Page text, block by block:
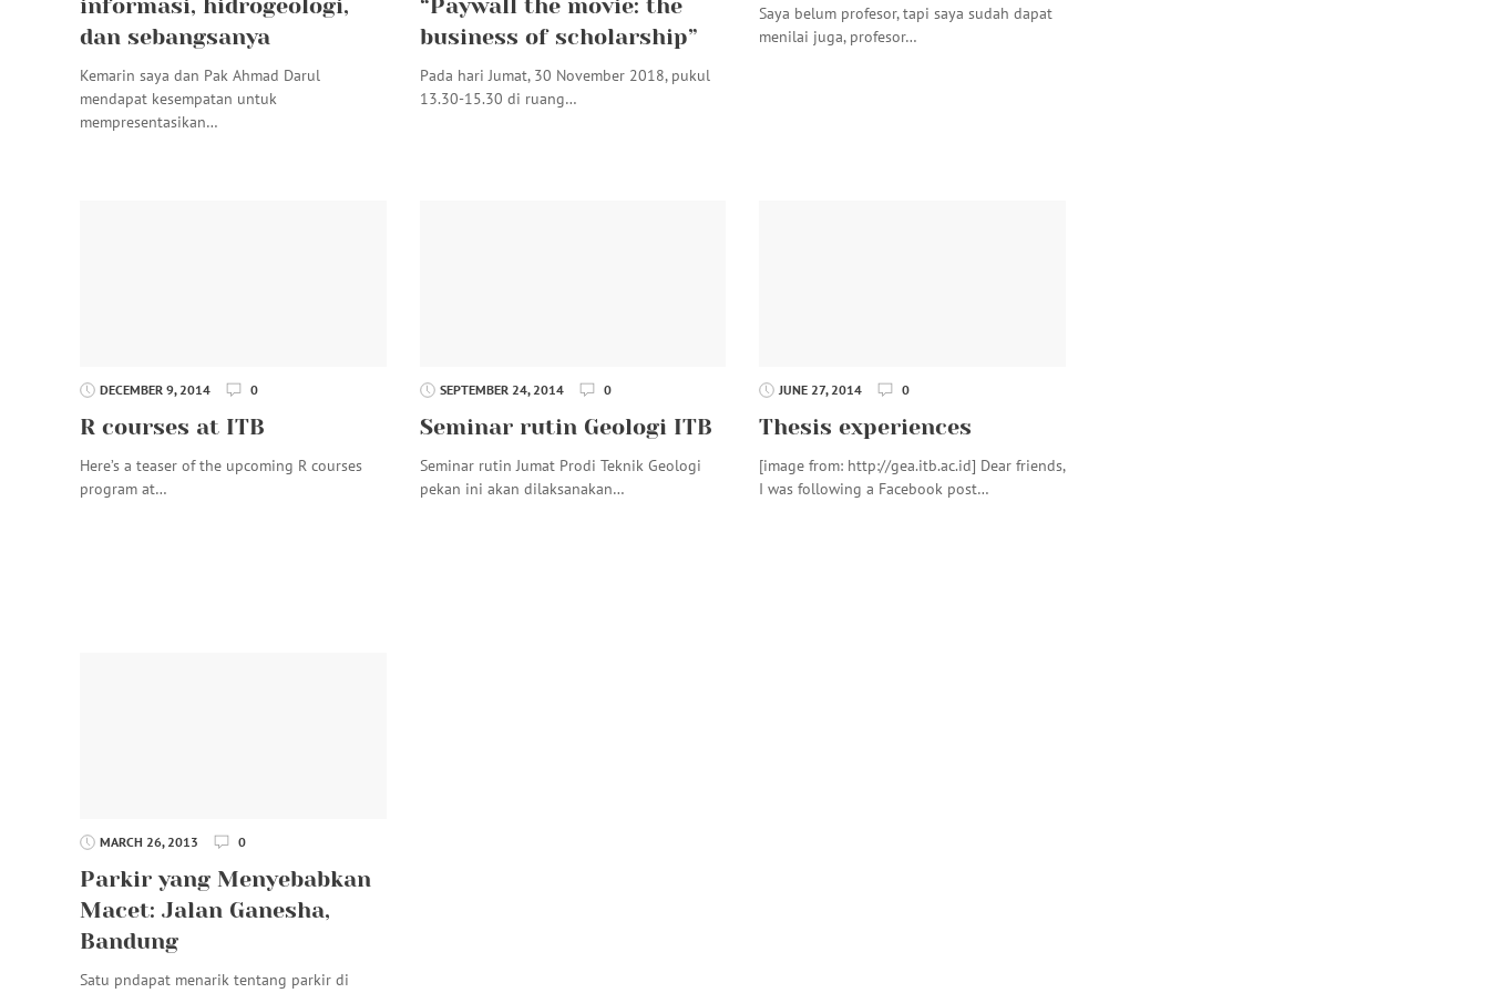
informasi, hidrogeologi,
dan sebangsanya
Kemarin saya dan Pak Ahmad Darul
mendapat kesempatan untuk
mempresentasikan…
“Paywall the movie: the
business of scholarship”
Pada hari Jumat, 30 November 2018, pukul
13.30-15.30 di ruang…
Saya belum profesor, tapi saya sudah dapat
menilai juga, profesor…
DECEMBER 9, 2014 0
R courses at ITB
Here’s a teaser of the upcoming R courses
program at…
SEPTEMBER 24, 2014 0
Seminar rutin Geologi ITB
Seminar rutin Jumat Prodi Teknik Geologi
pekan ini akan dilaksanakan…
JUNE 27, 2014 0
Thesis experiences
[image from: http://gea.itb.ac.id] Dear friends,
I was following a Facebook post…
MARCH 26, 2013 0
Parkir yang Menyebabkan
Macet: Jalan Ganesha,
Bandung
Satu pndapat menarik tentang parkir di